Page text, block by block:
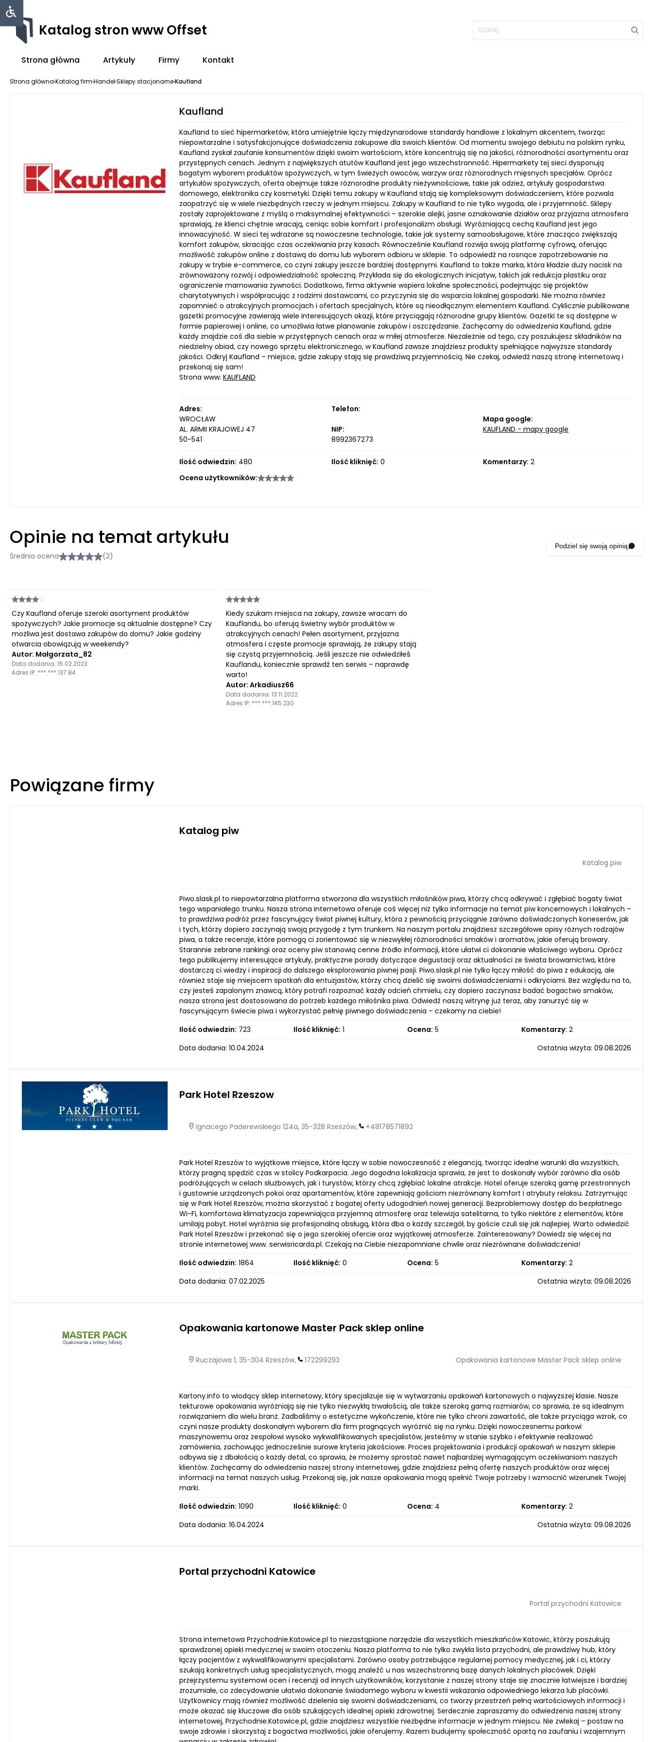
Katalog stron www Offset
Strona główna Artykuły Firmy Kontakt
Strona główna›Katalog firm›Handel›Sklepy stacjonarne›Kaufland
Kaufland
Kaufland to sieć hipermarketów, która umiejętnie łączy międzynarodowe standardy handlowe z lokalnym akcentem, tworząc
niepowtarzalne i satysfakcjonujące doświadczenia zakupowe dla swoich klientów. Od momentu swojego debiutu na polskim rynku,
Kaufland zyskał zaufanie konsumentów dzięki swoim wartościom, które koncentrują się na jakości, różnorodności asortymentu oraz
przystępnych cenach. Jednym z największych atutów Kaufland jest jego wszechstronność. Hipermarkety tej sieci dysponują
bogatym wyborem produktów spożywczych, w tym świeżych owoców, warzyw oraz różnorodnych mięsnych specjałów. Oprócz
artykułów spożywczych, oferta obejmuje także różnorodne produkty nieżywnościowe, takie jak odzież, artykuły gospodarstwa
domowego, elektronika czy kosmetyki. Dzięki temu zakupy w Kaufland stają się kompleksowym doświadczeniem, które pozwala
zaopatrzyć się w wiele niezbędnych rzeczy w jednym miejscu. Zakupy w Kaufland to nie tylko wygoda, ale i przyjemność. Sklepy
zostały zaprojektowane z myślą o maksymalnej efektywności – szerokie alejki, jasne oznakowanie działów oraz przyjazna atmosfera
sprawiają, że klienci chętnie wracają, ceniąc sobie komfort i profesjonalizm obsługi. Wyróżniającą cechą Kaufland jest jego
innowacyjność. W sieci tej wdrażane są nowoczesne technologie, takie jak systemy samoobsługowe, które znacząco zwiększają
komfort zakupów, skracając czas oczekiwania przy kasach. Równocześnie Kaufland rozwija swoją platformę cyfrową, oferując
możliwość zakupów online z dostawą do domu lub wyborem odbioru w sklepie. To odpowiedź na rosnące zapotrzebowanie na
zakupy w trybie e-commerce, co czyni zakupy jeszcze bardziej dostępnymi. Kaufland to także marka, która kładzie duży nacisk na
zrównoważony rozwój i odpowiedzialność społeczną. Przykłada się do ekologicznych inicjatyw, takich jak redukcja plastiku oraz
ograniczenie marnowania żywności. Dodatkowo, firma aktywnie wspiera lokalne społeczności, podejmując się projektów
charytatywnych i współpracując z rodzimi dostawcami, co przyczynia się do wsparcia lokalnej gospodarki. Nie można również
zapomnieć o atrakcyjnych promocjach i ofertach specjalnych, które są nieodłącznym elementem Kaufland. Cyklicznie publikowane
gazetki promocyjne zawierają wiele interesujących okazji, które przyciągają różnorodne grupy klientów. Gazetki te są dostępne w
formie papierowej i online, co umożliwia łatwe planowanie zakupów i oszczędzanie. Zachęcamy do odwiedzenia Kaufland, gdzie
każdy znajdzie coś dla siebie w przystępnych cenach oraz w miłej atmosferze. Niezależnie od tego, czy poszukujesz składników na
niedzielny obiad, czy nowego sprzętu elektronicznego, w Kaufland zawsze znajdziesz produkty spełniające najwyższe standardy
jakości. Odkryj Kaufland – miejsce, gdzie zakupy stają się prawdziwą przyjemnością. Nie czekaj, odwiedź naszą stronę internetową i
przekonaj się sam!
Strona www: KAUFLAND
Adres:
WROCŁAW
AL. ARMII KRAJOWEJ 47
50-541
Telefon:
NIP:
8992367273
Mapa google:
KAUFLAND - mapy google
Ilość odwiedzin: 480 Ilość kliknięć: 0 Komentarzy: 2
Ocena użytkowników:
Opinie na temat artykułu
Średnia ocena (2)
Podziel się swoją opinią
Czy Kaufland oferuje szeroki asortyment produktów
spożywczych? Jakie promocje są aktualnie dostępne? Czy
możliwa jest dostawa zakupów do domu? Jakie godziny
otwarcia obowiązują w weekendy?
Autor: Małgorzata_82
Data dodania: 15.02.2023
Adres IP: ***.***.137.84
Kiedy szukam miejsca na zakupy, zawsze wracam do
Kauflandu, bo oferują świetny wybór produktów w
atrakcyjnych cenach! Pełen asortyment, przyjazna
atmosfera i częste promocje sprawiają, że zakupy stają
się czystą przyjemnością. Jeśli jeszcze nie odwiedziłeś
Kauflandu, koniecznie sprawdź ten serwis – naprawdę
warto!
Autor: Arkadiusz66
Data dodania: 13.11.2022
Adres IP: ***.***.145.230
Powiązane firmy
Katalog piw
Katalog piw
Piwo.slask.pl to niepowtarzalna platforma stworzona dla wszystkich miłośników piwa, którzy chcą odkrywać i zgłębiać bogaty świat
tego wspaniałego trunku. Nasza strona internetowa oferuje coś więcej niż tylko informacje na temat piw koncernowych i lokalnych –
to prawdziwa podróż przez fascynujący świat piwnej kultury, która z pewnością przyciągnie zarówno doświadczonych koneserów, jak
i tych, którzy dopiero zaczynają swoją przygodę z tym trunkem. Na naszym portalu znajdziesz szczegółowe opisy różnych rodzajów
piwa, a także recenzje, które pomogą ci zorientować się w niezwykłej różnorodności smaków i aromatów, jakie oferują browary.
Starannie zebrane rankingi oraz oceny piw stanowią cenne źródło informacji, które ułatwi ci dokonanie właściwego wyboru. Oprócz
tego publikujemy interesujące artykuły, praktyczne porady dotyczące degustacji oraz aktualności ze świata browarnictwa, które
dostarczą ci wiedzy i inspiracji do dalszego eksplorowania piwnej pasji. Piwo.slask.pl nie tylko łączy miłość do piwa z edukacją, ale
również staje się miejscem spotkań dla entuzjastów, którzy chcą dzielić się swoimi doświadczeniami i odkryciami. Bez względu na to,
czy jesteś zapalonym znawcą, który potrafi rozpoznać każdy odcień chmielu, czy dopiero zaczynasz badać bogactwo smaków,
nasza strona jest dostosowana do potrzeb każdego miłośnika piwa. Odwiedź naszą witrynę już teraz, aby zanurzyć się w
fascynującym świecie piwa i wykorzystać pełnię piwnego doświadczenia – czekamy na ciebie!
Ilość odwiedzin: 723 Ilość kliknięć: 1 Ocena: 5 Komentarzy: 2
Data dodania: 10.04.2024
Ostatnia wizyta: 09.08.2026
Park Hotel Rzeszow
Ignacego Paderewskiego 124a, 35-328 Rzeszów, +48178571892
Park Hotel Rzeszów to wyjątkowe miejsce, które łączy w sobie nowoczesność z elegancją, tworząc idealne warunki dla wszystkich,
którzy pragną spędzić czas w stolicy Podkarpacia. Jego dogodna lokalizacja sprawia, że jest to doskonały wybór zarówno dla osób
podróżujących w celach służbowych, jak i turystów, którzy chcą zgłębiać lokalne atrakcje. Hotel oferuje szeroką gamę przestronnych
i gustownie urządzonych pokoi oraz apartamentów, które zapewniają gościom niezrównany komfort i atrybuty relaksu. Zatrzymując
się w Park Hotel Rzeszów, można skorzystać z bogatej oferty udogodnień nowej generacji. Bezproblemowy dostęp do bezpłatnego
Wi-Fi, komfortowa klimatyzacja zapewniająca przyjemną atmosferę oraz telewizja satelitarna, to tylko niektóre z elementów, które
umilają pobyt. Hotel wyróżnia się profesjonalną obsługą, która dba o każdy szczegół, by goście czuli się jak najlepiej. Warto odwiedzić
Park Hotel Rzeszów i przekonać się o jego szerokiej ofercie oraz wyjątkowej atmosferze. Zainteresowany? Dowiedz się więcej na
stronie internetowej www. serwisricarda.pl. Czekają na Ciebie niezapomniane chwile oraz niezrównane doświadczenia!
Ilość odwiedzin: 1864 Ilość kliknięć: 0 Ocena: 5 Komentarzy: 2
Data dodania: 07.02.2025
Ostatnia wizyta: 09.08.2026
Opakowania kartonowe Master Pack sklep online
Ruczajowa 1, 35-304 Rzeszów, 172299293 Opakowania kartonowe Master Pack sklep online
Kartony.info to wiodący sklep internetowy, który specjalizuje się w wytwarzaniu opakowań kartonowych o najwyższej klasie. Nasze
tekturowe opakowania wyróżniają się nie tylko niezwykłą trwałością, ale także szeroką gamą rozmiarów, co sprawia, że są idealnym
rozwiązaniem dla wielu branż. Zadbaliśmy o estetyczne wykończenie, które nie tylko chroni zawartość, ale także przyciąga wzrok, co
czyni nasze produkty doskonałym wyborem dla firm pragnących wyróżnić się na rynku. Dzięki nowoczesnemu parkowi
maszynowemu oraz zespołowi wysoko wykwalifikowanych specjalistów, jesteśmy w stanie szybko i efektywnie realizować
zamówienia, zachowując jednocześnie surowe kryteria jakościowe. Proces projektowania i produkcji opakowań w naszym sklepie
odbywa się z dbałością o każdy detal, co sprawia, że możemy sprostać nawet najbardziej wymagającym oczekiwaniom naszych
klientów. Zachęcamy do odwiedzenia naszej strony internetowej, gdzie znajdziesz pełną ofertę naszych produktów oraz więcej
informacji na temat naszych usług. Przekonaj się, jak nasze opakowania mogą spełnić Twoje potrzeby i wzmocnić wizerunek Twojej
marki.
Ilość odwiedzin: 1090 Ilość kliknięć: 0 Ocena: 4 Komentarzy: 2
Data dodania: 16.04.2024
Ostatnia wizyta: 09.08.2026
Portal przychodni Katowice
Portal przychodni Katowice
Strona internetowa Przychodnie.Katowice.pl to niezastąpione narzędzie dla wszystkich mieszkańców Katowic, którzy poszukują
sprawdzonej opieki medycznej w swoim otoczeniu. Nasza platforma to nie tylko zwykła lista przychodni, ale prawdziwy hub, który
łączy pacjentów z wykwalifikowanymi specjalistami. Zarówno osoby potrzebujące regularnej pomocy medycznej, jak i ci, którzy
szukają konkretnych usług specjalistycznych, mogą znaleźć u nas wszechstronną bazę danych lokalnych placówek. Dzięki
przejrzystemu systemowi ocen i recenzji od innych użytkowników, korzystanie z naszej strony staje się znacznie łatwiejsze i bardziej
zrozumiałe, co zdecydowanie ułatwia dokonanie świadomego wyboru w kwestii wskazania odpowiedniego lekarza lub placówki.
Użytkownicy mają również możliwość dzielenia się swoimi doświadczeniami, co tworzy przestrzeń pełną wartościowych informacji i
może okazać się kluczowe dla osób szukających idealnej opieki zdrowotnej. Serdecznie zapraszamy do odwiedzenia naszej strony
internetowej, Przychodnie.Katowice.pl, gdzie znajdziesz wszystkie niezbędne informacje w jednym miejscu. Nie zwlekaj – postaw na
swoje zdrowie i skorzystaj z bogactwa możliwości, jakie oferujemy. Razem budujemy społeczność opartą na zaufaniu i wzajemnym